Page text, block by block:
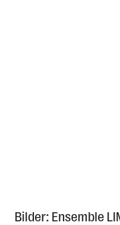
Bilder: Ensemble